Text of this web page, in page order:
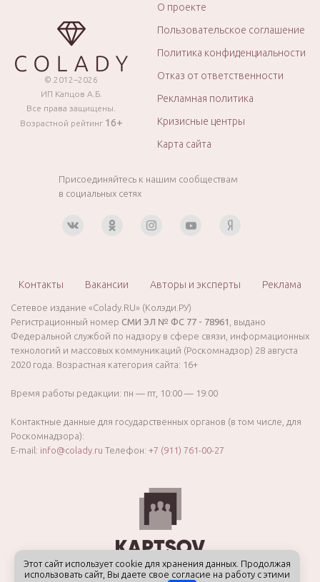
© 2012–2026
ИП Капцов А.Б.
Все права защищены.
Возрастной рейтинг 16+
О проекте
Пользовательское соглашение
Политика конфиденциальности
Отказ от ответственности
Рекламная политика
Кризисные центры
Карта сайта
Присоединяйтесь к нашим сообществам
в социальных сетях
Контакты Вакансии Авторы и эксперты Реклама
Сетевое издание «Colady.RU» (Колэди.РУ)
Регистрационный номер СМИ ЭЛ № ФС 77 - 78961
, выдано
Федеральной службой по надзору в сфере связи, информационных
технологий и массовых коммуникаций (Роскомнадзор) 28 августа
2020 года. Возрастная категория сайта: 16+
Время работы редакции: пн — пт, 10:00 — 19:00
Контактные данные для государственных органов (в том числе, для
Роскомнадзора):
E-mail: info@colady.ru Телефон: +7 (911) 761-00-27
Этот сайт использует cookie для хранения данных. Продолжая
использовать сайт, Вы даете свое согласие на работу с этими